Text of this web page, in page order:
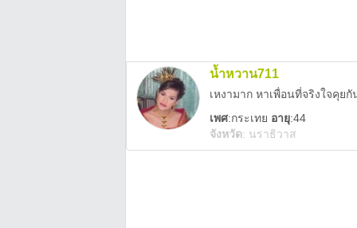
น้ำหวาน711
เหงามาก หาเพื่อนที่จริงใจคุย
เพศ:กระเทย อายุ:44
จังหวัด: นราธิวาส